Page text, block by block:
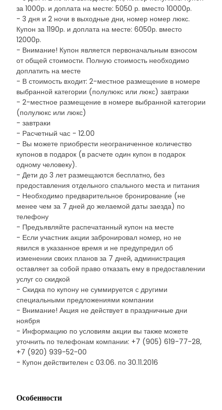
за 1000р. и доплата на месте: 5050 р. вместо 10000р.
- 3 дня и 2 ночи в выходные дни, номер номер люкс.
Купон за 1190р. и доплата на месте: 6050р. вместо
12000р.
- Внимание! Купон является первоначальным взносом
от общей стоимости. Полную стоимость необходимо
доплатить на месте
- В стоимость входит: 2-местное размещение в номере
выбранной категории (полулюкс или люкс) завтраки
- 2-местное размещение в номере выбранной категории
(полулюкс или люкс)
- завтраки
- Расчетный час - 12.00
- Вы можете приобрести неограниченное количество
купонов в подарок (в расчете один купон в подарок
одному человеку).
- Дети до 3 лет размещаются бесплатно, без
предоставления отдельного спального места и питания
- Необходимо предварительное бронирование (не
менее чем за 7 дней до желаемой даты заезда) по
телефону
- Предъявляйте распечатанный купон на месте
- Если участник акции забронировал номер, но не
явился в указанное время и не предупредил об
изменении своих планов за 7 дней, администрация
оставляет за собой право отказать ему в предоставлении
услуг со скидкой
- Скидка по купону не суммируется с другими
специальными предложениями компании
- Внимание! Акция не действует в праздничные дни
ноября
- Информацию по условиям акции вы также можете
уточнить по телефонам компании: +7 (905) 619-77-28,
+7 (920) 939-52-00
- Купон действителен с 03.06. по 30.11.2016
Особенности